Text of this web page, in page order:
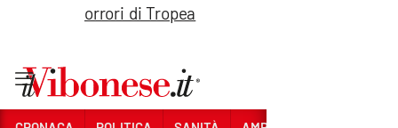
orrori di Tropea